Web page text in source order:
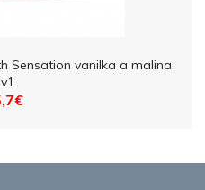
Sensation vanilka a malina